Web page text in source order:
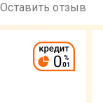
Оставить отзыв